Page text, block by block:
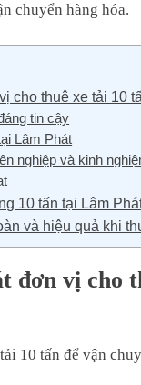
chuyển hàng hóa.
cho thuê xe tải 10
tin cậy
Lâm Phát
nghiệp và kinh
10 tấn tại Lâm
và hiệu quả khi
đơn vị cho
10 tấn để vận